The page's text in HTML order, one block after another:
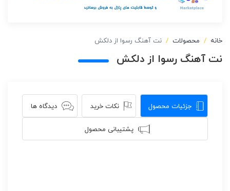
خانه محصولات نت آهنگ رسوا از دلکش
نت آهنگ رسوا از دلکش
جزئیات محصول نکات خرید دیدگاه ها
پشتیبانی محصول